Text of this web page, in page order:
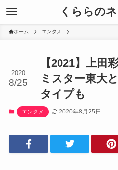
くららの
ホーム エンタメ
【2021】上田
ミスター東大
タイプも
2020
8/25
エンタメ 2020年8月25日